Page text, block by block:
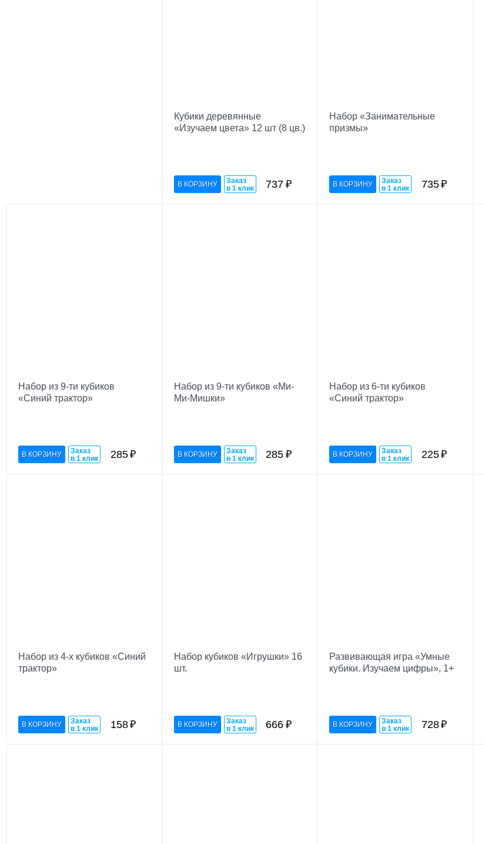
Кубики деревянные
«Изучаем цвета» 12 шт (8 цв.)
Заказ
в 1 клик
737₽
Набор «Занимательные
призмы»
Заказ
в 1 клик
735₽
Набор из 9-ти кубиков
«Синий трактор»
Заказ
в 1 клик
285₽
Набор из 9-ти кубиков «Ми-
Ми-Мишки»
Заказ
в 1 клик
285₽
Набор из 6-ти кубиков
«Синий трактор»
Заказ
в 1 клик
225₽
Набор из 4-х кубиков «Синий
трактор»
Заказ
в 1 клик
158₽
Набор кубиков «Игрушки» 16
шт.
Заказ
в 1 клик
666₽
Развивающая игра «Умные
кубики. Изучаем цифры», 1+
Заказ
в 1 клик
728₽